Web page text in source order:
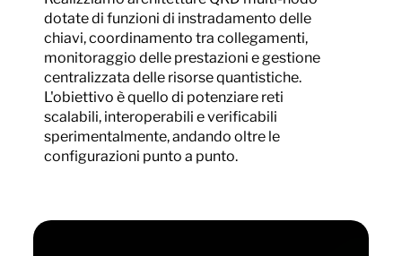
dotate di funzioni di instradamento delle
chiavi, coordinamento tra collegamenti,
monitoraggio delle prestazioni e gestione
centralizzata delle risorse quantistiche.
L'obiettivo è quello di potenziare reti
scalabili, interoperabili e verificabili
sperimentalmente, andando oltre le
configurazioni punto a punto.